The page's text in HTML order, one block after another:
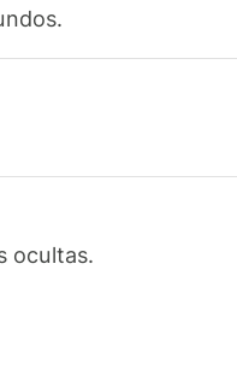
ocultas.